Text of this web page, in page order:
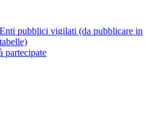
Enti pubblici vigilati (da pubblicare in
tabelle)
partecipate